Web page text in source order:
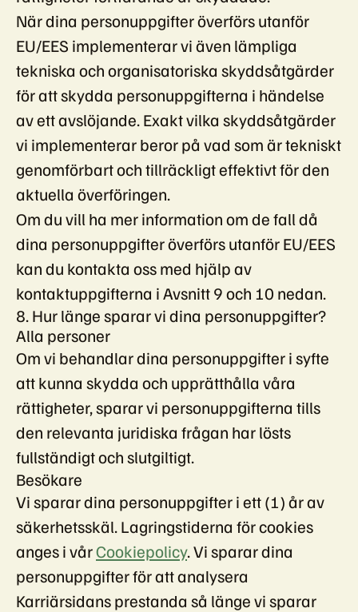
När dina personuppgifter överförs utanför
EU/EES implementerar vi även lämpliga
tekniska och organisatoriska skyddsåtgärder
för att skydda personuppgifterna i händelse
av ett avslöjande. Exakt vilka skyddsåtgärder
vi implementerar beror på vad som är tekniskt
genomförbart och tillräckligt effektivt för den
aktuella överföringen.
Om du vill ha mer information om de fall då
dina personuppgifter överförs utanför EU/EES
kan du kontakta oss med hjälp av
kontaktuppgifterna i Avsnitt 9 och 10 nedan.
8. Hur länge sparar vi dina personuppgifter?
Alla personer
Om vi ​​behandlar dina personuppgifter i syfte
att kunna skydda och upprätthålla våra
rättigheter, sparar vi personuppgifterna tills
den relevanta juridiska frågan har lösts
fullständigt och slutgiltigt.
Besökare
Vi sparar dina personuppgifter i ett (1) år av
säkerhetsskäl. Lagringstiderna för cookies
anges i vårCookiepolicy. Vi sparar dina
personuppgifter för att analysera
Karriärsidans prestanda så länge vi sparar